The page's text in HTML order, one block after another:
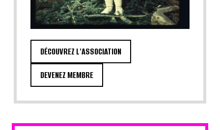
DÉCOUVREZ L'ASSOCIATION
DEVENEZ MEMBRE